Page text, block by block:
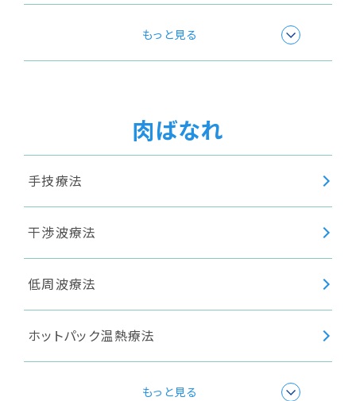
もっと見る
肉ばなれ
手技療法
干渉波療法
低周波療法
ホットパック温熱療法
もっと見る